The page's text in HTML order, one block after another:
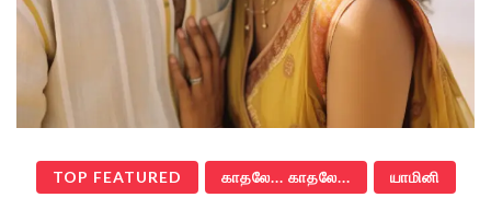
TOP FEATURED காதலே... காதலே... யாமினி